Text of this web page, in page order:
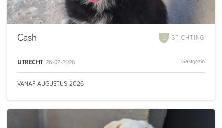
STICHTING
Cash
UTRECHT 26-07-2026 Gastgezin
VANAF AUGUSTUS 2026